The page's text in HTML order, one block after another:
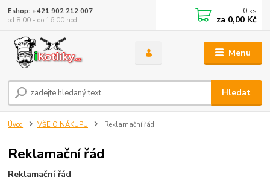
Menu
Hledat
Eshop: +421 902 212 007
od 8:00 - do 16:00 hod
0 ks
za 0,00 Kč
Úvod VŠE O NÁKUPU Reklamační řád
Reklamační řád
Reklamační řád